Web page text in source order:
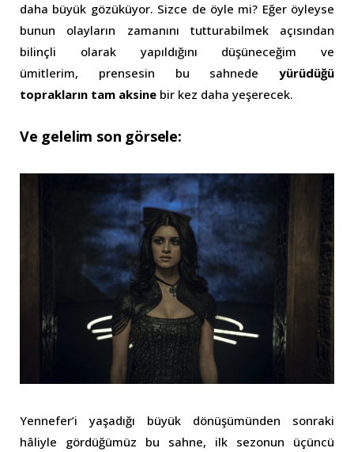
daha büyük gözüküyor. Sizce de öyle mi? Eğer öyleyse
bunun olayların zamanını tutturabilmek açısından
bilinçli olarak yapıldığını düşüneceğim ve
ümitlerim, prensesin bu sahnede yürüdüğü
toprakların tam aksine bir kez daha yeşerecek.
Ve gelelim son görsele:
Yennefer’i yaşadığı büyük dönüşümünden sonraki
hâliyle gördüğümüz bu sahne, ilk sezonun üçüncü